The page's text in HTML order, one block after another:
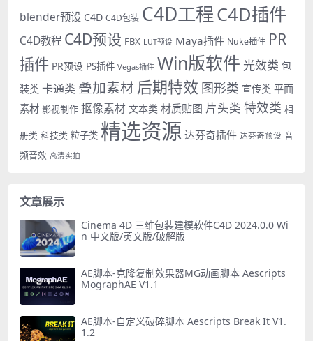
blender预设 C4D C4D包装 C4D工程C4D插件
C4D教程 C4D预设 FBX LUT预设 Maya插件 Nuke插件 PR
插件 PR预设 PS插件 Vegas插件 Win版软件 光效类 包
装类 卡通类 叠加素材 后期特效 图形类 宣传类 平面
素材 影视制作 抠像素材 文本类 材质贴图 片头类 特效类 相
册类 科技类 粒子类 精选资源 达芬奇插件 达芬奇预设 音
频音效 高清实拍
文章展示
Cinema 4D 三维包装建模软件C4D 2024.0.0 Wi
n 中文版/英文版/破解版
AE脚本-克隆复制效果器MG动画脚本 Aescripts
MographAE V1.1
AE脚本-自定义破碎脚本 Aescripts Break It V1.
1.2